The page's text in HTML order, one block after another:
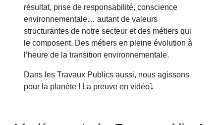
résultat, prise de responsabilité, conscience
environnementale… autant de valeurs
structurantes de notre secteur et des métiers qui
le composent. Des métiers en pleine évolution à
l’heure de la transition environnementale.
Dans les Travaux Publics aussi, nous agissons
pour la planète ! La preuve en vidéo⤵️